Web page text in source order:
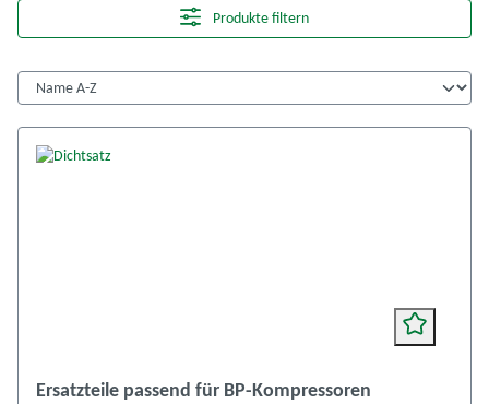
Produkte filtern
Ersatzteile passend für BP-Kompressoren